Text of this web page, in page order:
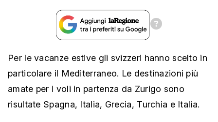
Per le vacanze estive gli svizzeri hanno scelto in
particolare il Mediterraneo. Le destinazioni più
amate per i voli in partenza da Zurigo sono
risultate Spagna, Italia, Grecia, Turchia e Italia.